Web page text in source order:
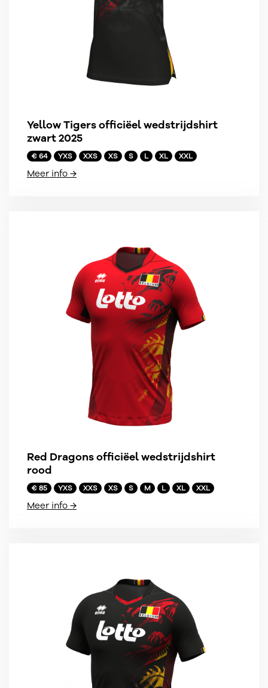
Yellow Tigers officiëel wedstrijdshirt
zwart 2025
€ 64 YXS XXS XS S L XL XXL
Meer info →
Red Dragons officiëel wedstrijdshirt
rood
€ 85 YXS XXS XS S M L XL XXL
Meer info →